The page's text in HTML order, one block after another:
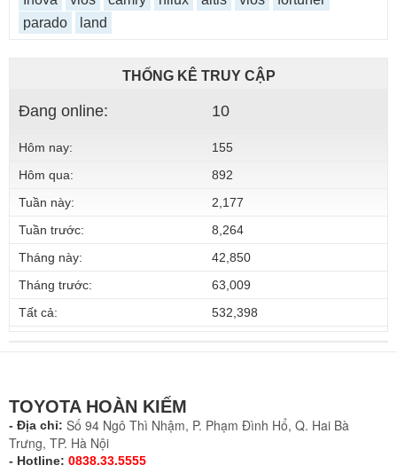
parado
land
THỐNG KÊ TRUY CẬP
Đang online: 10
Hôm nay:
155
Hôm qua:
892
Tuần này:
2,177
Tuần trước:
8,264
Tháng này:
42,850
Tháng trước:
63,009
Tất cả:
532,398
TOYOTA HOÀN KIẾM
- Địa chỉ: Số 94 Ngô Thì Nhậm, P. Phạm Đình Hổ, Q. Hai Bà
Trưng, TP. Hà Nội
- Hotline: 0838.33.5555